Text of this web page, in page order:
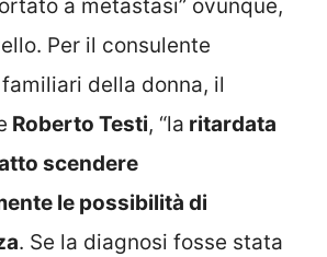
a metastasi” ovunque,
Per il consulente
della donna, il
Roberto Testi, “la ritardata
scendere
le possibilità di
. Se la diagnosi fosse stata